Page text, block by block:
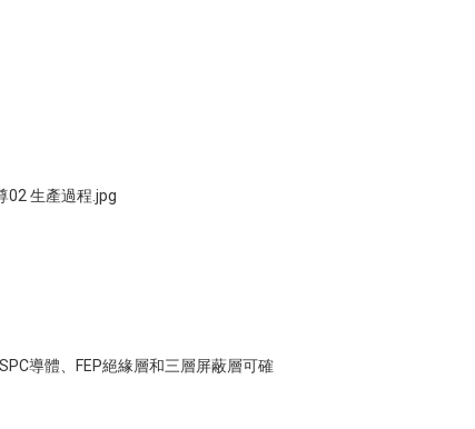
導體、FEP絕緣層和三層屏蔽層可確